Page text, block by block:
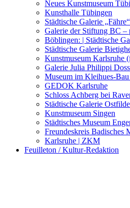
Kunstwettbewerbe,
Neues Kunstmuseum
Kunsthalle Tübingen
Städtische Galerie
Galerie der Stiftung BC –
Böblingen: | Städtische
Städtische Galerie
Kunstmuseum Karlsruhe
Galerie Julia Philippi
Museum im Kleihues-
GEDOK Karlsruhe
Schloss Achberg bei
Städtische Galerie
Kunstmuseum Singen
Städtisches Museum
Freundeskreis Badisches
Karlsruhe | ZKM
Feuilleton / Kultur-Redaktion